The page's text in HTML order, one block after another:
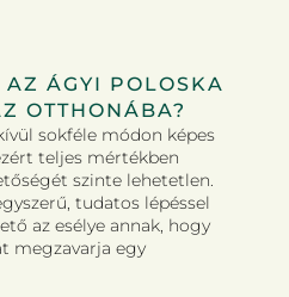
AZ ÁGYI POLOSKA
OTTHONÁBA?
sokféle módon képes
teljes mértékben
szinte lehetetlen.
tudatos lépéssel
az esélye annak, hogy
megzavarja egy